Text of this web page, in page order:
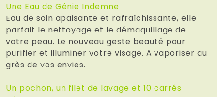
Une Eau de Génie Indemne
Eau de soin apaisante et rafraîchissante, elle
parfait le nettoyage et le démaquillage de
votre peau. Le nouveau geste beauté pour
purifier et illuminer votre visage. A vaporiser au
grès de vos envies.
Un pochon, un filet de lavage et 10 carrés